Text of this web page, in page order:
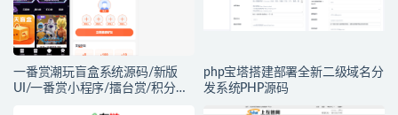
一番赏潮玩盲盒系统源码/新版
UI/一番赏小程序/擂台赏/积分赏/
php宝塔搭建部署全新二级域名分
发系统PHP源码